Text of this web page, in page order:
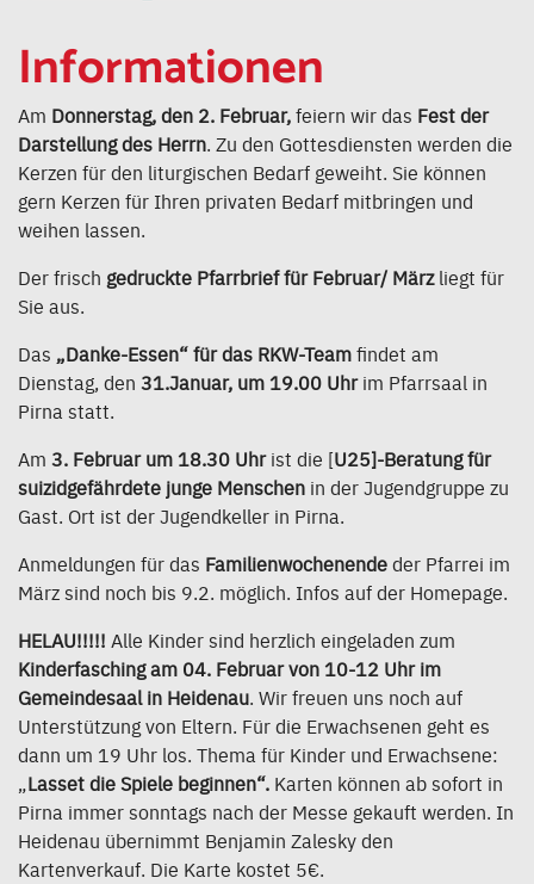
Informationen
Am Donnerstag, den 2. Februar,feiern wir das Fest der
Darstellung des Herrn. Zu den Gottesdiensten werden die
Kerzen für den liturgischen Bedarf geweiht. Sie können
gern Kerzen für Ihren privaten Bedarf mitbringen und
weihen lassen.
Der frisch gedruckte Pfarrbrief für Februar/ Märzliegt für
Sie aus.
Das „Danke-Essen“ für das RKW-Teamfindet am
Dienstag, den 31.Januar, um 19.00 Uhrim Pfarrsaal in
Pirna statt.
Am 3. Februar um 18.30 Uhrist die [U25]-Beratung für
suizidgefährdete junge Menschen in der Jugendgruppe zu
Gast. Ort ist der Jugendkeller in Pirna.
Anmeldungen für das Familienwochenendeder Pfarrei im
März sind noch bis 9.2. möglich. Infos auf der Homepage.
HELAU!!!!! Alle Kinder sind herzlich eingeladen zum
Kinderfasching am 04. Februar von 10-12 Uhr im
Gemeindesaal in Heidenau. Wir freuen uns noch auf
Unterstützung von Eltern. Für die Erwachsenen geht es
dann um 19 Uhr los. Thema für Kinder und Erwachsene:
„Lasset die Spiele beginnen“. Karten können ab sofort in
Pirna immer sonntags nach der Messe gekauft werden. In
Heidenau übernimmt Benjamin Zalesky den
Kartenverkauf. Die Karte kostet 5€.